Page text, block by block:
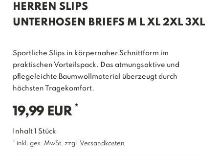
HERREN SLIPS
UNTERHOSEN BRIEFS M L XL 2XL 3XL
Sportliche Slips in körpernaher Schnittform im
praktischen Vorteilspack. Das atmungsaktive und
pflegeleichte Baumwollmaterial überzeugt durch
höchsten Tragekomfort.
19,99 EUR *
Inhalt1Stück
* inkl. ges. MwSt. zzgl. Versandkosten